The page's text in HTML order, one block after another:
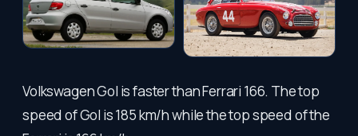
Volkswagen Gol is faster than Ferrari 166. The top
speed of Gol is 185 km/h while the top speed of the